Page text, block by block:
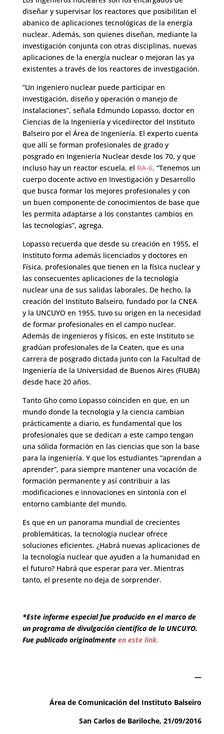
diseñar y supervisar los reactores que posibilitan el
abanico de aplicaciones tecnológicas de la energía
nuclear. Además, son quienes diseñan, mediante la
investigación conjunta con otras disciplinas, nuevas
aplicaciones de la energía nuclear o mejoran las ya
existentes a través de los reactores de investigación.
“Un ingeniero nuclear puede participar en
investigación, diseño y operación o manejo de
instalaciones”, señala Edmundo Lopasso, doctor en
Ciencias de la Ingeniería y vicedirector del Instituto
Balseiro por el Área de Ingeniería. El experto cuenta
que allí se forman profesionales de grado y
posgrado en Ingeniería Nuclear desde los 70, y que
incluso hay un reactor escuela, el RA-6. “Tenemos un
cuerpo docente activo en Investigación y Desarrollo
que busca formar los mejores profesionales y con
un buen componente de conocimientos de base que
les permita adaptarse a los constantes cambios en
las tecnologías”, agrega.
Lopasso recuerda que desde su creación en 1955, el
Instituto forma además licenciados y doctores en
Física, profesionales que tienen en la física nuclear y
las consecuentes aplicaciones de la tecnología
nuclear una de sus salidas laborales. De hecho, la
creación del Instituto Balseiro, fundado por la CNEA
y la UNCUYO en 1955, tuvo su origen en la necesidad
de formar profesionales en el campo nuclear.
Además de ingenieros y físicos, en este Instituto se
gradúan profesionales de la Ceaten, que es una
carrera de posgrado dictada junto con la Facultad de
Ingeniería de la Universidad de Buenos Aires (FIUBA)
desde hace 20 años.
Tanto Gho como Lopasso coinciden en que, en un
mundo donde la tecnología y la ciencia cambian
prácticamente a diario, es fundamental que los
profesionales que se dedican a este campo tengan
una sólida formación en las ciencias que son la base
para la ingeniería. Y que los estudiantes “aprendan a
aprender”, para siempre mantener una vocación de
formación permanente y así contribuir a las
modificaciones e innovaciones en sintonía con el
entorno cambiante del mundo.
Es que en un panorama mundial de crecientes
problemáticas, la tecnología nuclear ofrece
soluciones eficientes. ¿Habrá nuevas aplicaciones de
la tecnología nuclear que ayuden a la humanidad en
el futuro? Habrá que esperar para ver. Mientras
tanto, el presente no deja de sorprender.
*Este informe especial fue producido en el marco de
un programa de divulgación científica de la UNCUYO.
Fue publicado originalmente en este link.
—
Área de Comunicación del Instituto Balseiro
San Carlos de Bariloche, 21/09/2016